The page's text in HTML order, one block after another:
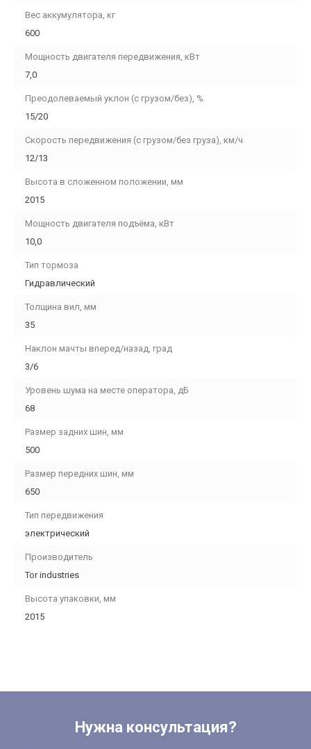
Вес аккумулятора, кг
600
Мощность двигателя передвижения, кВт
7,0
Преодолеваемый уклон (с грузом/без), %
15/20
Скорость передвижения (с грузом/без груза), км/ч
12/13
Высота в сложенном положении, мм
2015
Мощность двигателя подъёма, кВт
10,0
Тип тормоза
Гидравлический
Толщина вил, мм
35
Наклон мачты вперед/назад, град
3/6
Уровень шума на месте оператора, дБ
68
Размер задних шин, мм
500
Размер передних шин, мм
650
Тип передвижения
электрический
Производитель
Tor industries
Высота упаковки, мм
2015
Нужна консультация?